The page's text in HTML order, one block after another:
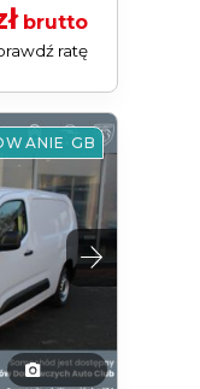
brutto
ratę
GB